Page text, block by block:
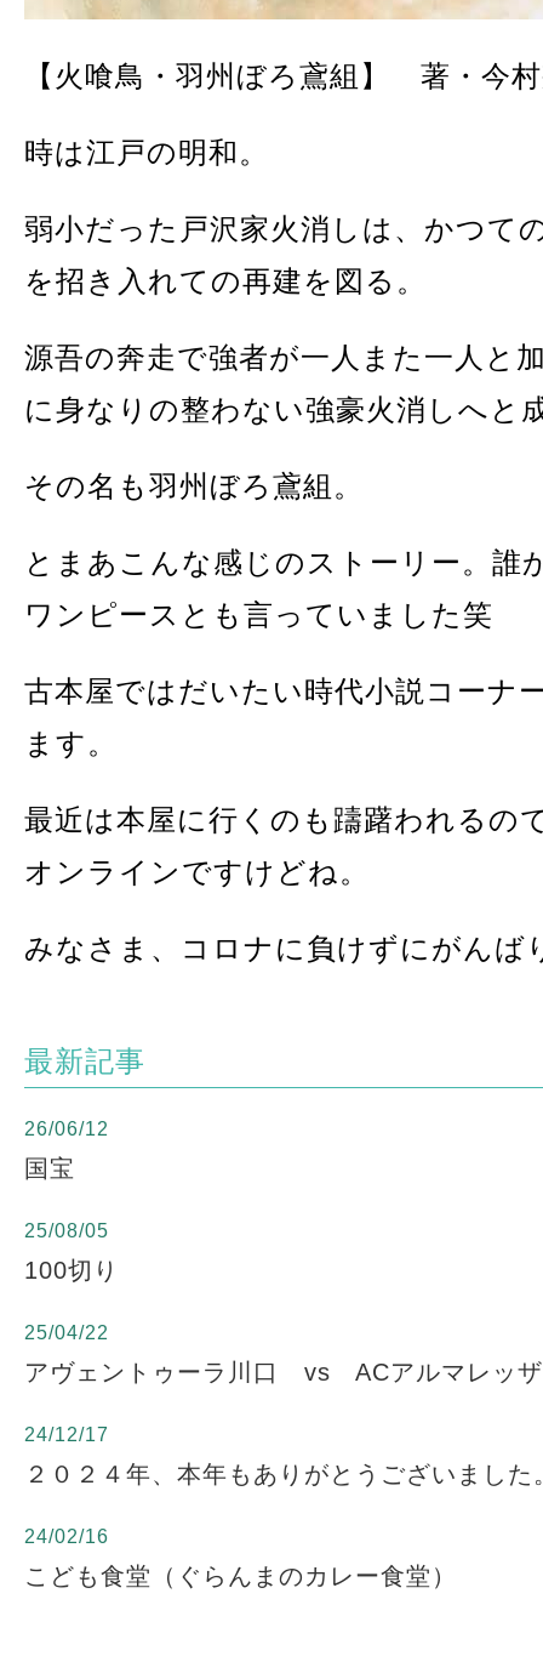
【火喰鳥・羽州ぼろ鳶組】 著・今
時は江戸の明和。
弱小だった戸沢家火消しは、かつて
を招き入れての再建を図る。
源吾の奔走で強者が一人また一人と
に身なりの整わない強豪火消しへと
その名も羽州ぼろ鳶組。
とまあこんな感じのストーリー。誰
ワンピースとも言っていました笑
古本屋ではだいたい時代小説コーナ
ます。
最近は本屋に行くのも躊躇われるの
オンラインですけどね。
みなさま、コロナに負けずにがんば
最新記事
26/06/12
国宝
25/08/05
100切り
25/04/22
アヴェントゥーラ川口 vs ACアルマレッ
24/12/17
２０２４年、本年もありがとうございました
24/02/16
こども食堂（ぐらんまのカレー食堂）